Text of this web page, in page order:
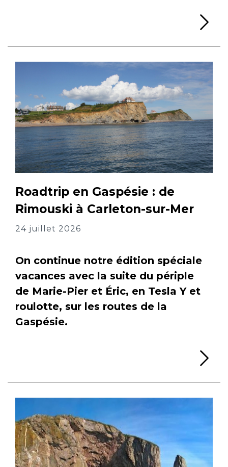
Roadtrip en Gaspésie : de
Rimouski à Carleton-sur-Mer
24 juillet 2026
On continue notre édition spéciale
vacances avec la suite du périple
de Marie-Pier et Éric, en Tesla Y et
roulotte, sur les routes de la
Gaspésie.